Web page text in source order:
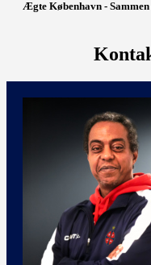
Ægte København -